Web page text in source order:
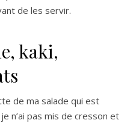
de les servir.
kaki,
de ma salade qui est
n’ai pas mis de cresson et